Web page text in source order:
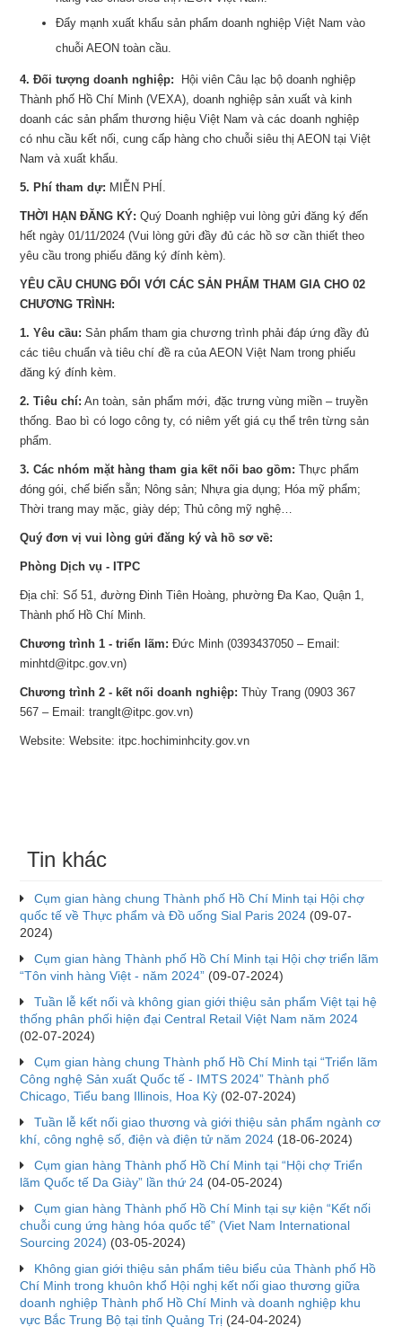
Đẩy mạnh xuất khẩu sản phẩm doanh nghiệp Việt Nam vào
chuỗi AEON toàn cầu.
4. Đối tượng doanh nghiệp: Hội viên Câu lạc bộ doanh nghiệp
Thành phố Hồ Chí Minh (VEXA), doanh nghiệp sản xuất và kinh
doanh các sản phẩm thương hiệu Việt Nam và các doanh nghiệp
có nhu cầu kết nối, cung cấp hàng cho chuỗi siêu thị AEON tại Việt
Nam và xuất khẩu.
5. Phí tham dự: MIỄN PHÍ.
THỜI HẠN ĐĂNG KÝ: Quý Doanh nghiệp vui lòng gửi đăng ký đến
hết ngày 01/11/2024 (Vui lòng gửi đầy đủ các hồ sơ cần thiết theo
yêu cầu trong phiếu đăng ký đính kèm).
YÊU CẦU CHUNG ĐỐI VỚI CÁC SẢN PHẨM THAM GIA CHO 02
CHƯƠNG TRÌNH:
1. Yêu cầu: Sản phẩm tham gia chương trình phải đáp ứng đầy đủ
các tiêu chuẩn và tiêu chí đề ra của AEON Việt Nam trong phiếu
đăng ký đính kèm.
2. Tiêu chí: An toàn, sản phẩm mới, đặc trưng vùng miền – truyền
thống. Bao bì có logo công ty, có niêm yết giá cụ thể trên từng sản
phẩm.
3. Các nhóm mặt hàng tham gia kết nối bao gồm: Thực phẩm
đóng gói, chế biến sẵn; Nông sản; Nhựa gia dụng; Hóa mỹ phẩm;
Thời trang may mặc, giày dép; Thủ công mỹ nghệ…
Quý đơn vị vui lòng gửi đăng ký và hồ sơ về:
Phòng Dịch vụ - ITPC
Địa chỉ: Số 51, đường Đinh Tiên Hoàng, phường Đa Kao, Quận 1,
Thành phố Hồ Chí Minh.
Chương trình 1 - triển lãm: Đức Minh (0393437050 – Email:
minhtd@itpc.gov.vn)
Chương trình 2 - kết nối doanh nghiệp: Thùy Trang (0903 367
567 – Email: tranglt@itpc.gov.vn)
Website: Website: itpc.hochiminhcity.gov.vn
Tin khác
Cụm gian hàng chung Thành phố Hồ Chí Minh tại Hội chợ
quốc tế về Thực phẩm và Đồ uống Sial Paris 2024 (09-07-
2024)
Cụm gian hàng Thành phố Hồ Chí Minh tại Hội chợ triển lãm
“Tôn vinh hàng Việt - năm 2024” (09-07-2024)
Tuần lễ kết nối và không gian giới thiệu sản phẩm Việt tại hệ
thống phân phối hiện đại Central Retail Việt Nam năm 2024
(02-07-2024)
Cụm gian hàng chung Thành phố Hồ Chí Minh tại “Triển lãm
Công nghệ Sản xuất Quốc tế - IMTS 2024” Thành phố
Chicago, Tiểu bang Illinois, Hoa Kỳ (02-07-2024)
Tuần lễ kết nối giao thương và giới thiệu sản phẩm ngành cơ
khí, công nghệ số, điện và điện tử năm 2024 (18-06-2024)
Cụm gian hàng Thành phố Hồ Chí Minh tại “Hội chợ Triển
lãm Quốc tế Da Giày” lần thứ 24 (04-05-2024)
Cụm gian hàng Thành phố Hồ Chí Minh tại sự kiện “Kết nối
chuỗi cung ứng hàng hóa quốc tế” (Viet Nam International
Sourcing 2024) (03-05-2024)
Không gian giới thiệu sản phẩm tiêu biểu của Thành phố Hồ
Chí Minh trong khuôn khổ Hội nghị kết nối giao thương giữa
doanh nghiệp Thành phố Hồ Chí Minh và doanh nghiệp khu
vực Bắc Trung Bộ tại tỉnh Quảng Trị (24-04-2024)